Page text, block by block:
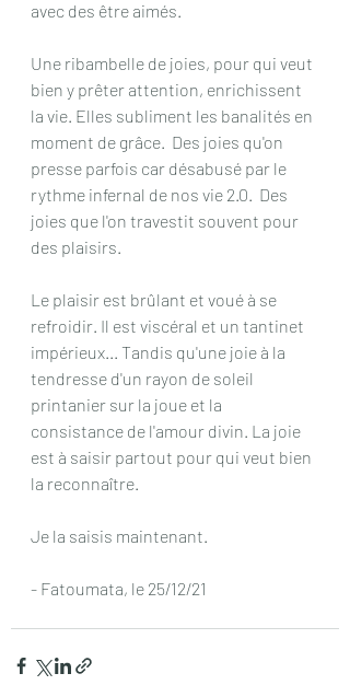
avec des être aimés.
Une ribambelle de joies, pour qui veut
bien y prêter attention, enrichissent
la vie. Elles subliment les banalités en
moment de grâce.  Des joies qu'on
presse parfois car désabusé par le
rythme infernal de nos vie 2.0.  Des
joies que l'on travestit souvent pour
des plaisirs.
Le plaisir est brûlant et voué à se
refroidir. Il est viscéral et un tantinet
impérieux... Tandis qu'une joie à la
tendresse d'un rayon de soleil
printanier sur la joue et la
consistance de l'amour divin. La joie
est à saisir partout pour qui veut bien
la reconnaître.
Je la saisis maintenant.
- Fatoumata, le 25/12/21